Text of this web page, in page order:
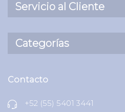
Servicio al Cliente
Categorías
Contacto
+52 (55) 5401 3441